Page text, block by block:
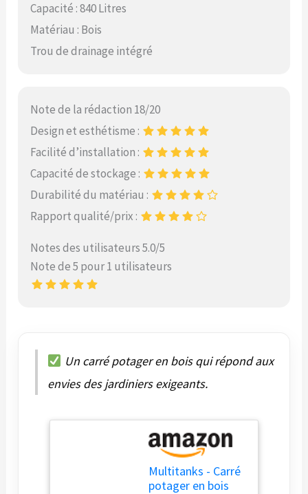
Capacité : 840 Litres
Matériau : Bois
Trou de drainage intégré
Note de la rédaction 18/20
Design et esthétisme :
Facilité d’installation :
Capacité de stockage :
Durabilité du matériau :
Rapport qualité/prix :
Notes des utilisateurs 5.0/5
Note de 5 pour 1 utilisateurs
Un carré potager en bois qui répond aux
envies des jardiniers exigeants.
Multitanks - Carré
potager en bois